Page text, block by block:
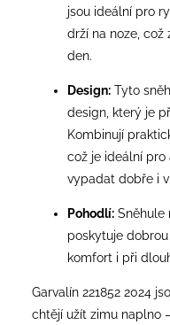
jsou ideální pro
drží na noze, což
den.
Design: Tyto
design, který je
Kombinují
což je ideální pro
vypadat dobře i
Pohodlí: Sněhule
poskytuje
komfort i při
Garvalín 221852 2024
chtějí užít zimu naplno